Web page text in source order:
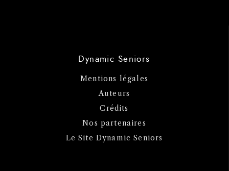
Dynamic Seniors
Mentions légales
Auteurs
Crédits
Nos partenaires
Le Site Dynamic Seniors